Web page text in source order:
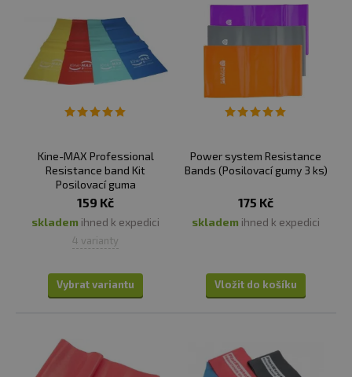
Kine-MAX Professional
Resistance band Kit
Posilovací guma
159 Kč
skladem ihned k expedici
4 varianty
Vybrat variantu
Power system Resistance
Bands (Posilovací gumy 3 ks)
175 Kč
skladem ihned k expedici
Vložit do košíku